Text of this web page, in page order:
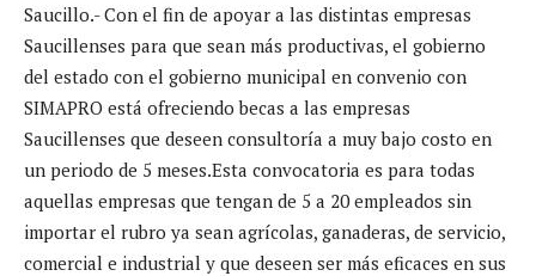
Saucillo.- Con el fin de apoyar a las distintas empresas
Saucillenses para que sean más productivas, el gobierno
del estado con el gobierno municipal en convenio con
SIMAPRO está ofreciendo becas a las empresas
Saucillenses que deseen consultoría a muy bajo costo en
un periodo de 5 meses.Esta convocatoria es para todas
aquellas empresas que tengan de 5 a 20 empleados sin
importar el rubro ya sean agrícolas, ganaderas, de servicio,
comercial e industrial y que deseen ser más eficaces en sus